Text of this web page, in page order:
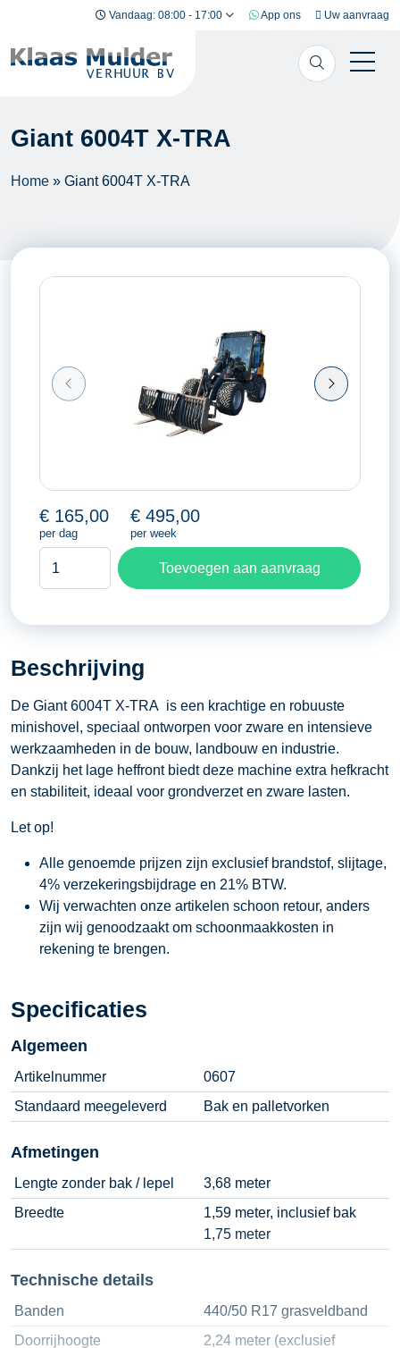
Ga naar inhoud Vandaag: 08:00 - 17:00 App ons Uw aanvraag
Giant 6004T X-TRA
Home » Giant 6004T X-TRA
€ 165,00
per dag
€ 495,00
per week
TRA
Toevoegen aan aanvraag
Beschrijving
De Giant 6004T X-TRA is een krachtige en robuuste
minishovel, speciaal ontworpen voor zware en intensieve
werkzaamheden in de bouw, landbouw en industrie.
Dankzij het lage heffront biedt deze machine extra hefkracht
en stabiliteit, ideaal voor grondverzet en zware lasten.
Let op!
Alle genoemde prijzen zijn exclusief brandstof, slijtage,
4% verzekeringsbijdrage en 21% BTW.
Wij verwachten onze artikelen schoon retour, anders
zijn wij genoodzaakt om schoonmaakkosten in
rekening te brengen.
Specificaties
Algemeen
Artikelnummer
0607
Standaard meegeleverd
Bak en palletvorken
Afmetingen
Lengte zonder bak / lepel
3,68 meter
Breedte
1,59 meter, inclusief bak
1,75 meter
Technische details
Banden
440/50 R17 grasveldband
Doorrijhoogte
2,24 meter (exclusief